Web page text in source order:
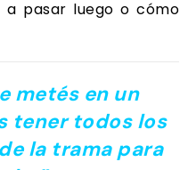
pasar luego o cómo
metés en un
tener todos los
la trama para